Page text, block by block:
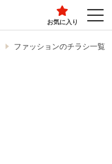
お気に入り
ファッションのチラシ一覧